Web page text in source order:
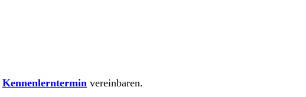
Kennenlerntermin vereinbaren.